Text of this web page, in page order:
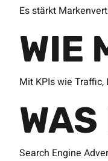
Es stärkt
WIE
Mit KPIs wie Traffic,
Search Engine